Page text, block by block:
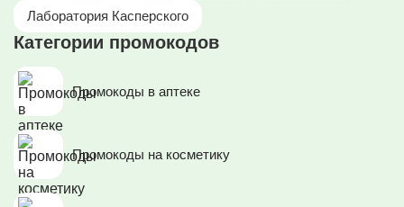
Лаборатория Касперского
Категории промокодов
Промокоды в аптеке
Промокоды на косметику